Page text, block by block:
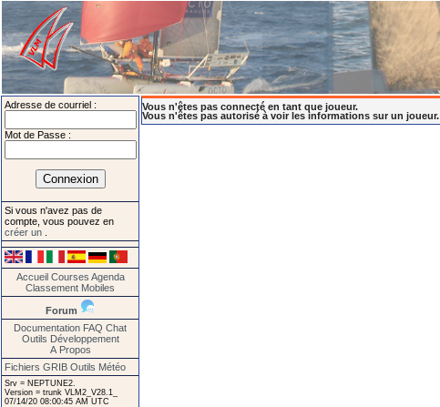
Adresse de courriel :
Mot de Passe :
Si vous n'avez pas de
compte, vous pouvez en
créer un
Accueil Courses Agenda
Classement Mobiles
Forum
Documentation FAQ Chat
Outils Développement
A Propos
Fichiers GRIB Outils Météo
Srv = NEPTUNE2.
Version = trunk VLM2_V28.1_
07/14/20 08:00:45 AM UTC
Vous n'êtes pas connecté en tant que joueur.
Vous n'êtes pas autorisé à voir les informations sur un joueur.